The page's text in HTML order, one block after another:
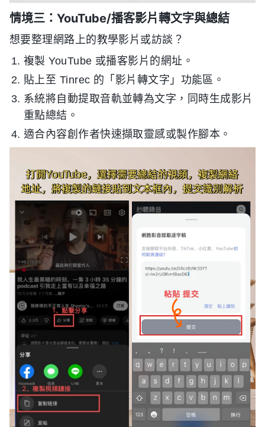
情境三：YouTube/播客影片轉文字與總結
想要整理網路上的教學影片或訪談？
複製 YouTube 或播客影片的網址。
貼上至 Tinrec 的「影片轉文字」功能區。
系統將自動提取音軌並轉為文字，同時生成影片
重點總結。
適合內容創作者快速擷取靈感或製作腳本。